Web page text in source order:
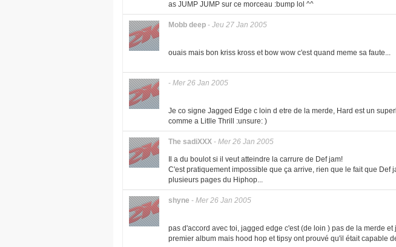
as JUMP JUMP sur ce morceau :bump lol ^^
Mobb deep - Jeu 27 Jan 2005
ouais mais bon kriss kross et bow wow c'est quand meme sa faute...
- Mer 26 Jan 2005
Je co signe Jagged Edge c loin d etre de la merde, Hard est un
comme a Litlle Thrill :unsure: )
The sadiXXX - Mer 26 Jan 2005
Il a du boulot si il veut atteindre la carrure de Def jam!
C'est pratiquement impossible que ça arrive, rien que le fait que Def
plusieurs pages du Hiphop...
shyne - Mer 26 Jan 2005
pas d'accord avec toi, jagged edge c'est (de loin ) pas de la merde et
premier album mais hood hop et tipsy ont prouvé qu'il était capable